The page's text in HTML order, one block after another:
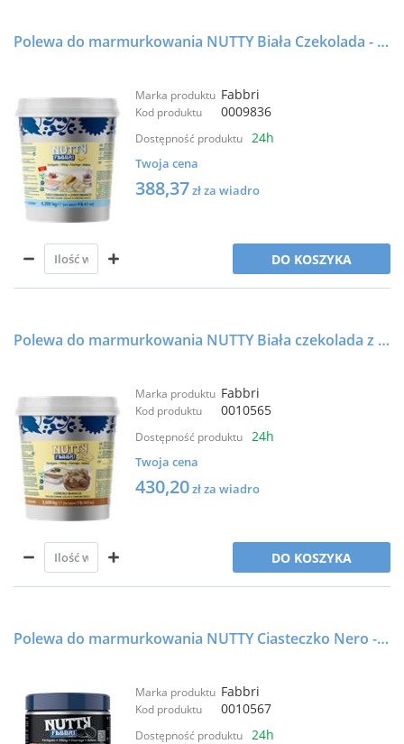
Polewa do marmurkowania NUTTY Biała Czekolada - 41J - 4,2kg - FABBRI
Marka produktu Fabbri
Kod produktu 0009836
Dostępność produktu 24h
Twoja cena
388,37zł za wiadro
DO KOSZYKA
Polewa do marmurkowania NUTTY Biała czekolada z ryżem preparowanym - 99R - 3,6kg - FABBRI
Marka produktu Fabbri
Kod produktu 0010565
Dostępność produktu 24h
Twoja cena
430,20zł za wiadro
DO KOSZYKA
Polewa do marmurkowania NUTTY Ciasteczko Nero - 72R - 1kg - FABBRI
Marka produktu Fabbri
Kod produktu 0010567
Dostępność produktu 24h